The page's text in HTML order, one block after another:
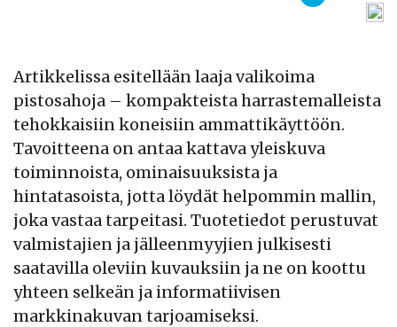
Artikkelissa esitellään laaja valikoima
pistosahoja – kompakteista harrastemalleista
tehokkaisiin koneisiin ammattikäyttöön.
Tavoitteena on antaa kattava yleiskuva
toiminnoista, ominaisuuksista ja
hintatasoista, jotta löydät helpommin mallin,
joka vastaa tarpeitasi. Tuotetiedot perustuvat
valmistajien ja jälleenmyyjien julkisesti
saatavilla oleviin kuvauksiin ja ne on koottu
yhteen selkeän ja informatiivisen
markkinakuvan tarjoamiseksi.